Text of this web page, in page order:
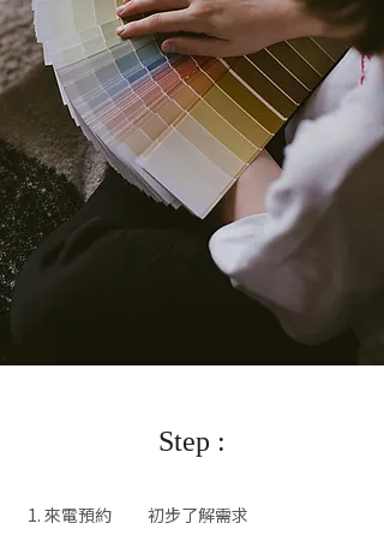
Step :
來電預約 初步了解需求